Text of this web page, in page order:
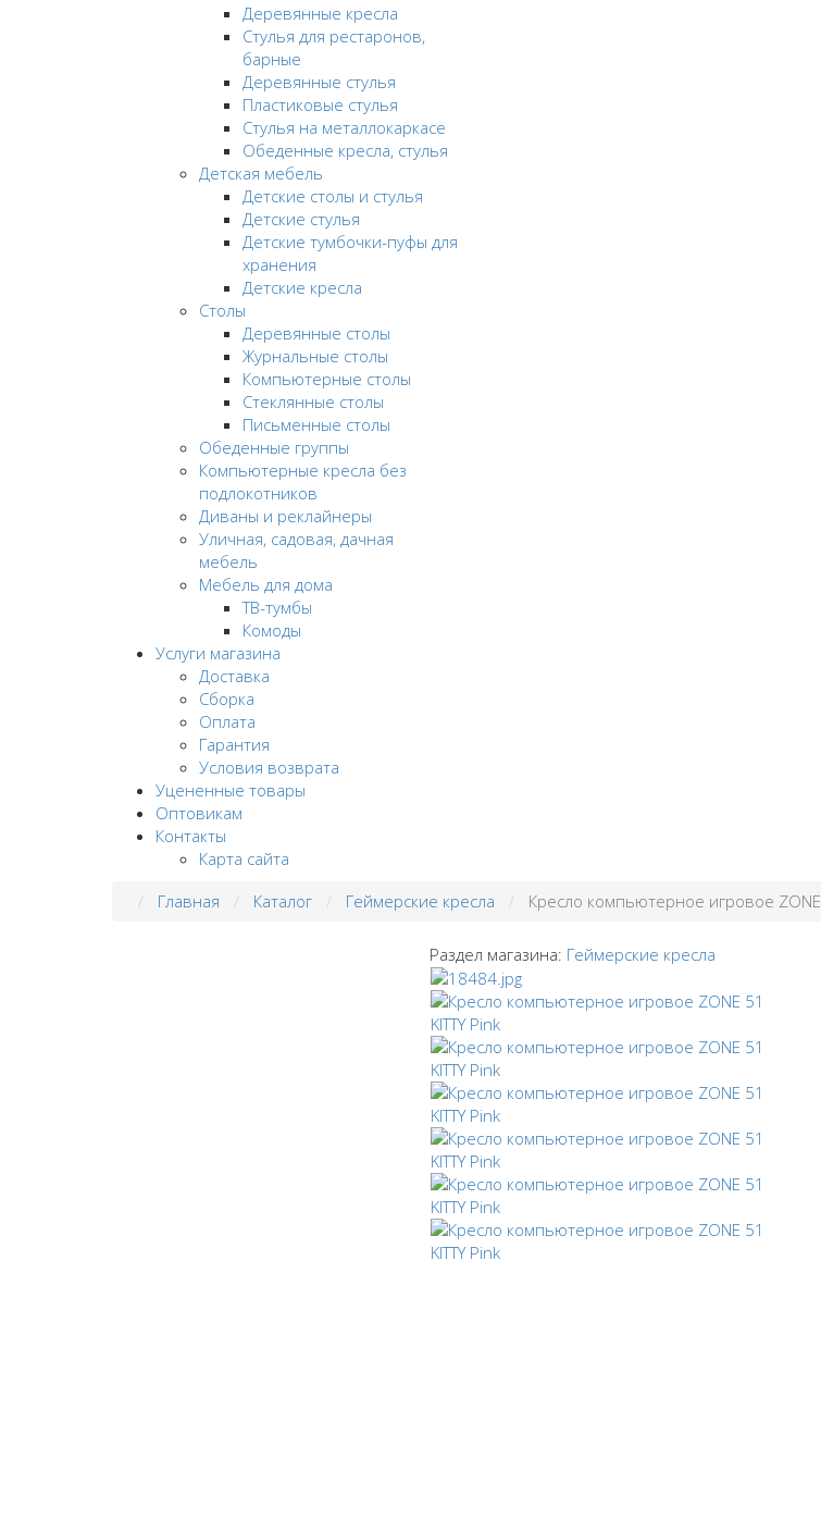
Деревянные кресла
Стулья для рестаронов,
барные
Деревянные стулья
Пластиковые стулья
Стулья на металлокаркасе
Обеденные кресла, стулья
Детская мебель
Детские столы и стулья
Детские стулья
Детские тумбочки-пуфы для
хранения
Детские кресла
Столы
Деревянные столы
Журнальные столы
Компьютерные столы
Стеклянные столы
Письменные столы
Обеденные группы
Компьютерные кресла без
подлокотников
Диваны и реклайнеры
Уличная, садовая, дачная
мебель
Мебель для дома
ТВ-тумбы
Комоды
Услуги магазина
Доставка
Сборка
Оплата
Гарантия
Условия возврата
Уцененные товары
Оптовикам
Контакты
Карта сайта
Главная
Каталог Геймерские кресла Кресло компьютерное игровое ZONE
Раздел магазина: Геймерские кресла